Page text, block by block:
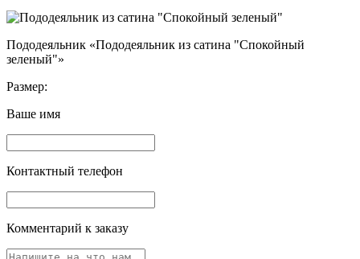
Пододеяльник «Пододеяльник из сатина "Спокойный
зеленый"»
Размер:
Ваше имя
Контактный телефон
Комментарий к заказу